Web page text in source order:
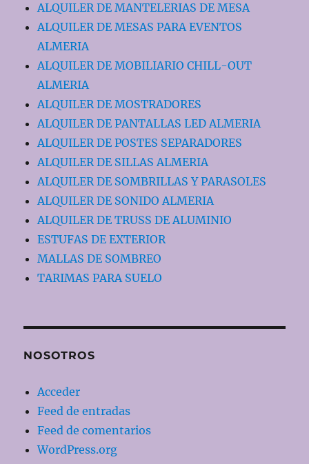
ALQUILER DE MANTELERIAS DE MESA
ALQUILER DE MESAS PARA EVENTOS
ALMERIA
ALQUILER DE MOBILIARIO CHILL-OUT
ALMERIA
ALQUILER DE MOSTRADORES
ALQUILER DE PANTALLAS LED ALMERIA
ALQUILER DE POSTES SEPARADORES
ALQUILER DE SILLAS ALMERIA
ALQUILER DE SOMBRILLAS Y PARASOLES
ALQUILER DE SONIDO ALMERIA
ALQUILER DE TRUSS DE ALUMINIO
ESTUFAS DE EXTERIOR
MALLAS DE SOMBREO
TARIMAS PARA SUELO
NOSOTROS
Acceder
Feed de entradas
Feed de comentarios
WordPress.org